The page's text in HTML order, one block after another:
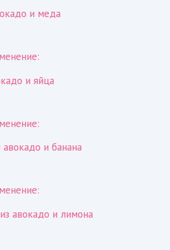
и меда
и яйца
и банана
авокадо и лимона